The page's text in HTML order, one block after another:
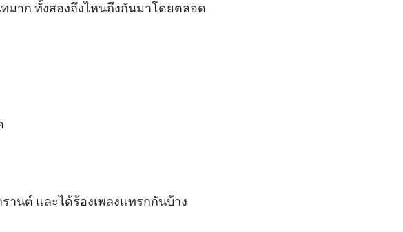
มาก ทั้งสองถึงไหนถึงกันมาโดยตลอด
านต์ และได้ร้องเพลงแทรกกันบ้าง